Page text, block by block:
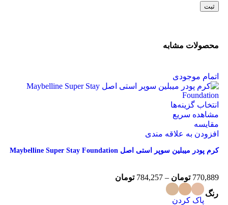
محصولات مشابه
اتمام موجودی
انتخاب گزینه‌ها
مشاهده سریع
مقایسه
افزودن به علاقه مندی
کرم پودر میبلین سوپر استی اصل Maybelline Super Stay Foundation
770,889 تومان –
784,257 تومان
رنگ
پاک کردن